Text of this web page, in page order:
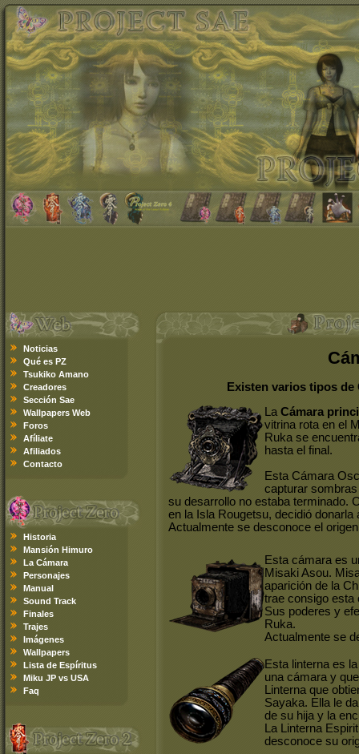
Noticias
Qué es PZ
Tsukiko Amano
Creadores
Sección Sae
Wallpapers Web
Foros
Afíliate
Afiliados
Contacto
Historia
Mansión Himuro
La Cámara
Personajes
Manual
Sound Track
Finales
Trajes
Imágenes
Wallpapers
Lista de Espíritus
Miku JP vs USA
Faq
Existen varios tipos de
La Cámara
vitrina rota en el
Ruka se
hasta el final.
Esta Cámara
capturar
su desarrollo no estaba terminado.
en la Isla Rougetsu, decidió
Actualmente se desconoce el
Esta cámara es
Misaki Asou.
aparición de la
trae consigo esta
Sus poderes y
Ruka.
Actualmente se
Esta linterna es
una cámara y
Linterna que
Sayaka. Ella le
de su hija y la
La Linterna
desconoce su